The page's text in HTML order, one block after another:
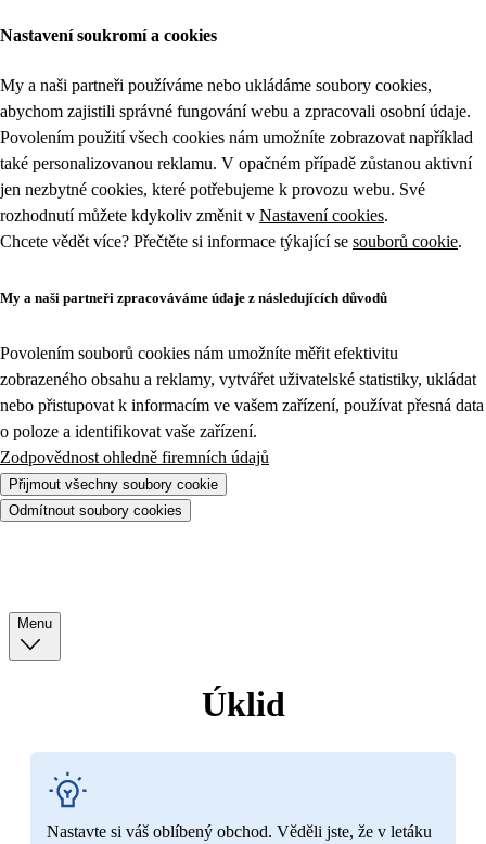
Nastavení soukromí a cookies
My a naši partneři používáme nebo ukládáme soubory cookies,
abychom zajistili správné fungování webu a zpracovali osobní údaje.
Povolením použití všech cookies nám umožníte zobrazovat například
také personalizovanou reklamu. V opačném případě zůstanou aktivní
jen nezbytné cookies, které potřebujeme k provozu webu. Své
rozhodnutí můžete kdykoliv změnit v Nastavení cookies.
Chcete vědět více? Přečtěte si informace týkající se souborů cookie.
My a naši partneři zpracováváme údaje z následujících důvodů
Povolením souborů cookies nám umožníte měřit efektivitu
zobrazeného obsahu a reklamy, vytvářet uživatelské statistiky, ukládat
nebo přistupovat k informacím ve vašem zařízení, používat přesná data
o poloze a identifikovat vaše zařízení.
Zodpovědnost ohledně firemních údajů
Přijmout všechny soubory cookie
Odmítnout soubory cookies
Menu
Úklid
Nastavte si váš oblíbený obchod. Věděli jste, že v letáku